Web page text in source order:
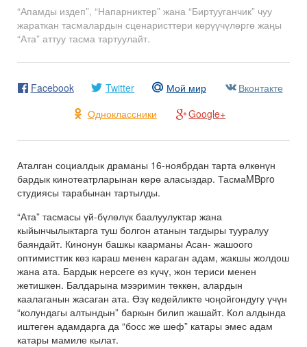
“Апамды издеп”, “Напарниктер” жана “Биртууганчик” чуу
жараткан тасмалардын сценаристтери көрүүчүлөргө жаңы
“Ата” аттуу тасма тартуулайт.
Facebook Twitter Мой мир
Вконтакте
Одноклассники
Google+
Аталган социалдык драманы 16-ноябрдан тарта өлкөнүн
бардык кинотеатрларынан көрө аласыздар. ТасмаMBpro
студиясы тарабынан тартылды.
“Ата” тасмасы үй-бүлөлүк баалуулуктар жана
кыйынчылыктарга туш болгон атанын тагдыры тууралуу
баяндайт. Кинонун башкы каарманы Асан- жашоого
оптимисттик көз караш менен караган адам, жакшы жолдош
жана ата. Бардык нерсеге өз күчү, жон териси менен
жетишкен. Балдарына мээримин төккөн, алардын
каалаганын жасаган ата. Өзү кедейликте чоңойгондугу үчүн
“колундагы алтындын” баркын билип жашайт. Кол алдында
иштеген адамдарга да “босс же шеф” катары эмес адам
катары мамиле кылат.